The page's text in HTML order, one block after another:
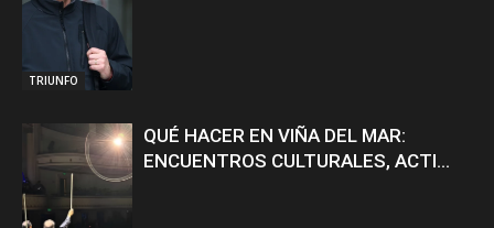
TRIUNFO
QUÉ HACER EN VIÑA DEL MAR:
ENCUENTROS CULTURALES, ACTI...